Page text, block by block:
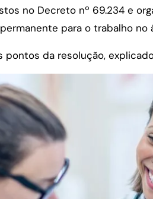
no Decreto nº 69.234 e
para o trabalho no
pontos da resolução,